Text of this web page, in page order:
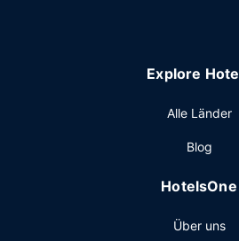
Restaurant mit köstlichen Speisen.
Kabel, ein Businesscenter und
Explore
Alle Länder
Blog
HotelsOne
Über uns